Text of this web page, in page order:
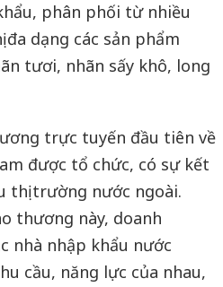
phân phối từ nhiều
dạng các sản phẩm
tươi, nhãn sấy khô, long
trực tuyến đầu tiên về
được tổ chức, có sự kết
thị trường nước ngoài.
thương này, doanh
nhà nhập khẩu nước
cầu, năng lực của nhau,